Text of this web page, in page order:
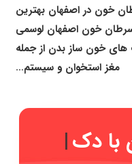
خون در اصفهان بهترین
خون اصفهان لوسمی
خون ساز بدن از جمله
مغز استخوان و سیستم…
ب|